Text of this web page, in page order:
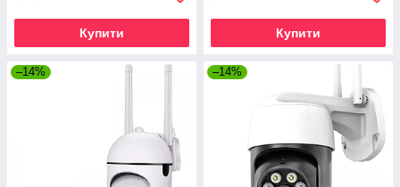
Купити Купити
–14% –14%